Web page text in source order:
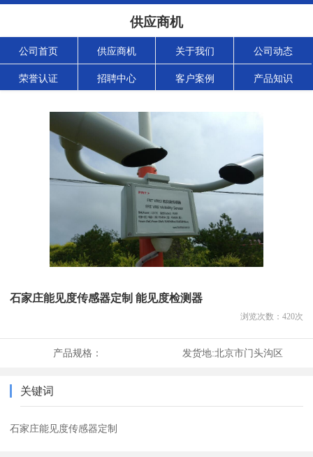
供应商机
公司首页 供应商机 关于我们 公司动态
荣誉认证 招聘中心 客户案例 产品知识
石家庄能见度传感器定制 能见度检测器
浏览次数： 420次
产品规格： 发货地:北京市门头沟区
关键词
石家庄能见度传感器定制